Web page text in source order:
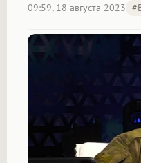
09:59, 18 августа 2023